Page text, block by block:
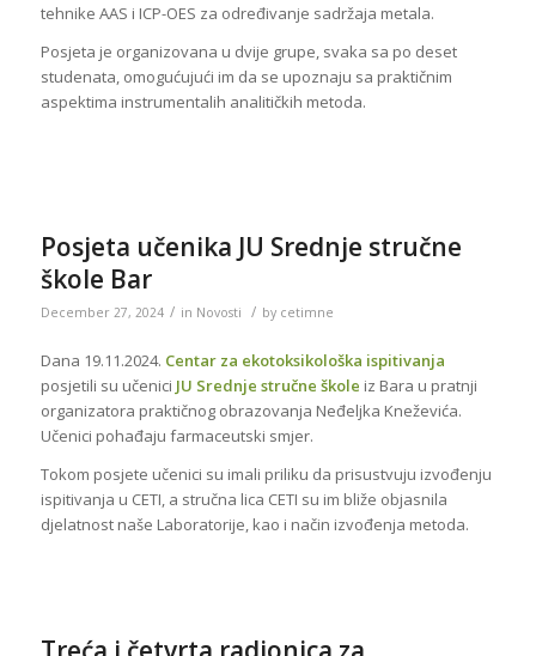
tehnike AAS i ICP-OES za određivanje sadržaja metala.
Posjeta je organizovana u dvije grupe, svaka sa po deset
studenata, omogućujući im da se upoznaju sa praktičnim
aspektima instrumentalih analitičkih metoda.
Posjeta učenika JU Srednje stručne
škole Bar
December 27, 2024 / in Novosti / by cetimne
Dana 19.11.2024. Centar za ekotoksikološka ispitivanja
posjetili su učenici JU Srednje stručne škole iz Bara u pratnji
organizatora praktičnog obrazovanja Neđeljka Kneževića.
Učenici pohađaju farmaceutski smjer.
Tokom posjete učenici su imali priliku da prisustvuju izvođenju
ispitivanja u CETI, a stručna lica CETI su im bliže objasnila
djelatnost naše Laboratorije, kao i način izvođenja metoda.